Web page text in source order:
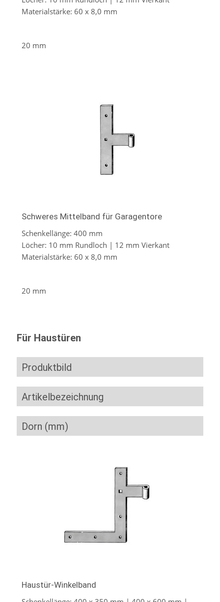
Materialstärke: 60 x 8,0 mm
20 mm
Schweres Mittelband für Garagentore
Schenkellänge: 400 mm
Löcher: 10 mm Rundloch | 12 mm Vierkant
Materialstärke: 60 x 8,0 mm
20 mm
Für Haustüren
Produktbild
Artikelbezeichnung
Dorn (mm)
Haustür-Winkelband